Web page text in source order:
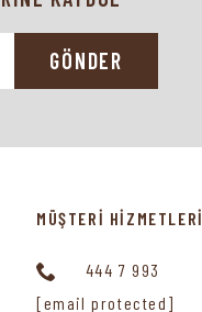
GÖNDER
MÜŞTERİ HİZMETLERİ
444 7 993
[email protected]